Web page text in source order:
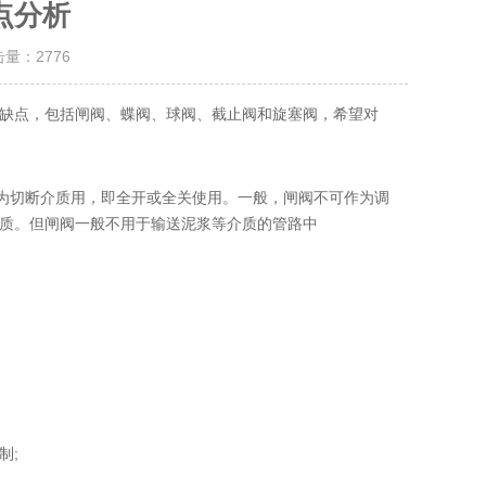
分析
： 2776
，包括闸阀、蝶阀、球阀、截止阀和旋塞阀，希望对
断介质用，即全开或全关使用。一般，闸阀不可作为调
。但闸阀一般不用于输送泥浆等介质的管路中
;